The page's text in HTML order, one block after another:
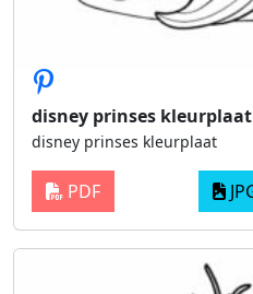
disney prinses kleurplaat
disney prinses kleurplaat
PDF